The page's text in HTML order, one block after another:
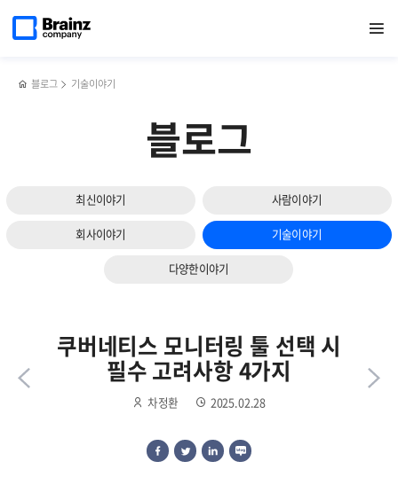
열기
페이지로
블로그 기술이야기
블로그
최신이야기 사람이야기
회사이야기 기술이야기
다양한이야기
영업그룹
쿠버네티스 모니터링 툴 선택 시
필수 고려사항 4가지
차정환 2025.02.28
Service
솔루션의
다음
슬라이드